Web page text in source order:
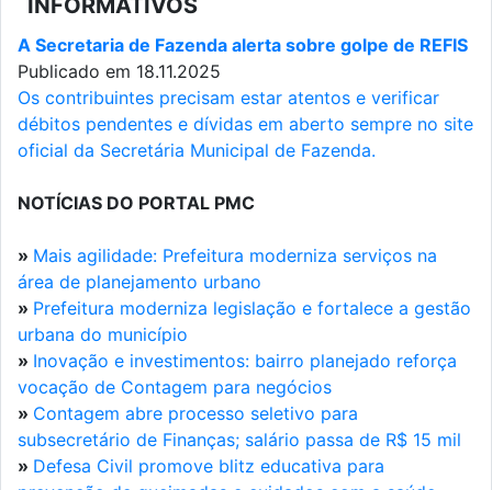
INFORMATIVOS
A Secretaria de Fazenda alerta sobre golpe de REFIS
Publicado em 18.11.2025
Os contribuintes precisam estar atentos e verificar
débitos pendentes e dívidas em aberto sempre no site
oficial da Secretária Municipal de Fazenda.
NOTÍCIAS DO PORTAL PMC
» Mais agilidade: Prefeitura moderniza serviços na
área de planejamento urbano
» Prefeitura moderniza legislação e fortalece a gestão
urbana do município
» Inovação e investimentos: bairro planejado reforça
vocação de Contagem para negócios
» Contagem abre processo seletivo para
subsecretário de Finanças; salário passa de R$ 15 mil
» Defesa Civil promove blitz educativa para